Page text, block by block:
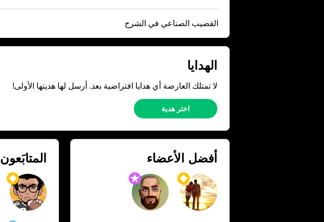
القضيب الصناعي في الشرج
الهدايا
لا تمتلك العارضة أي هدايا افتراضية بعد. أرسل لها هديتها الأولى!
اختر هدية
أفضل الأعضاء المتابَعون